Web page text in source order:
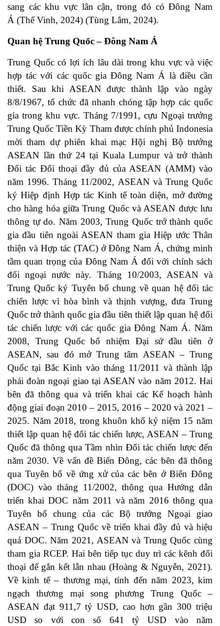
sang các khu vực lân cận, trong đó có Đông Nam
Á (Thế Vinh, 2024) (Tùng Lâm, 2024).
Quan hệ Trung Quốc – Đông Nam Á
Trung Quốc có lợi ích lâu dài trong khu vực và việc
hợp tác với các quốc gia Đông Nam Á là điều cần
thiết. Sau khi ASEAN được thành lập vào ngày
8/8/1967, tổ chức đã nhanh chóng tập hợp các quốc
gia trong khu vực. Tháng 7/1991, cựu Ngoại trưởng
Trung Quốc Tiền Kỳ Tham được chính phủ Indonesia
mời tham dự phiên khai mạc Hội nghị Bộ trưởng
ASEAN lần thứ 24 tại Kuala Lumpur và trở thành
Đối tác Đối thoại đầy đủ của ASEAN (AMM) vào
năm 1996. Tháng 11/2002, ASEAN và Trung Quốc
ký Hiệp định Hợp tác Kinh tế toàn diện, mở đường
cho hàng hóa giữa Trung Quốc và ASEAN được lưu
thông tự do. Năm 2003, Trung Quốc trở thành quốc
gia đầu tiên ngoài ASEAN tham gia Hiệp ước Thân
thiện và Hợp tác (TAC) ở Đông Nam Á, chứng minh
tầm quan trọng của Đông Nam Á đối với chính sách
đối ngoại nước này. Tháng 10/2003, ASEAN và
Trung Quốc ký Tuyên bố chung về quan hệ đối tác
chiến lược vì hòa bình và thịnh vượng, đưa Trung
Quốc trở thành quốc gia đầu tiên thiết lập quan hệ đối
tác chiến lược với các quốc gia Đông Nam Á. Năm
2008, Trung Quốc bổ nhiệm Đại sứ đầu tiên ở
ASEAN, sau đó mở Trung tâm ASEAN – Trung
Quốc tại Bắc Kinh vào tháng 11/2011 và thành lập
phái đoàn ngoại giao tại ASEAN vào năm 2012. Hai
bên đã thông qua và triển khai các Kế hoạch hành
động giai đoạn 2010 – 2015, 2016 – 2020 và 2021 –
2025. Năm 2018, trong khuôn khổ kỷ niệm 15 năm
thiết lập quan hệ đối tác chiến lược, ASEAN – Trung
Quốc đã thông qua Tầm nhìn Đối tác chiến lược đến
năm 2030. Về vấn đề Biển Đông, các bên đã thông
qua Tuyên bố về ứng xử của các bên ở Biển Đông
(DOC) vào tháng 11/2002, thông qua Hướng dẫn
triển khai DOC năm 2011 và năm 2016 thông qua
Tuyên bố chung của các Bộ trưởng Ngoại giao
ASEAN – Trung Quốc về triển khai đầy đủ và hiệu
quả DOC. Năm 2021, ASEAN và Trung Quốc cùng
tham gia RCEP. Hai bên tiếp tục duy trì các kênh đối
thoại để gắn kết lẫn nhau (Hoàng & Nguyễn, 2021).
Về kinh tế – thương mại, tính đến năm 2023, kim
ngạch thương mại song phương Trung Quốc –
ASEAN đạt 911,7 tỷ USD, cao hơn gần 300 triệu
USD so với con số 641 tỷ USD vào năm